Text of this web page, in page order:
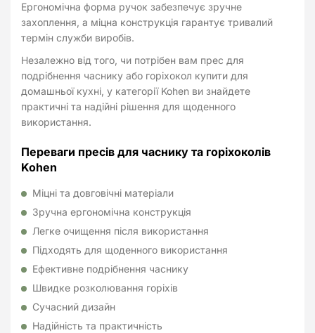
Ергономічна форма ручок забезпечує зручне
захоплення, а міцна конструкція гарантує тривалий
термін служби виробів.
Незалежно від того, чи потрібен вам прес для
подрібнення часнику або горіхокол купити для
домашньої кухні, у категорії Kohen ви знайдете
практичні та надійні рішення для щоденного
використання.
Переваги пресів для часнику та горіхоколів
Kohen
Міцні та довговічні матеріали
Зручна ергономічна конструкція
Легке очищення після використання
Підходять для щоденного використання
Ефективне подрібнення часнику
Швидке розколювання горіхів
Сучасний дизайн
Надійність та практичність